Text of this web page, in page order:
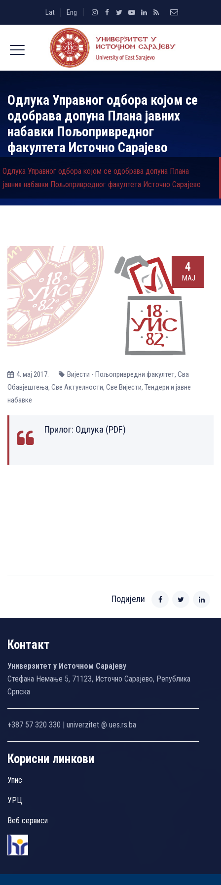
Lat Eng
Одлука Управног одбора којом се
одобрава допуна Плана јавних
набавки Пољопривредног
факултета Источно Сарајево
Одлука Управног одбора којом се одобрава допуна Плана
јавних набавки Пољопривредног факултета Источно Сарајево
4
МАЈ
4. мај 2017. Вијести - Пољопривредни факултет, Сва
Обавјештења, Све Aктуелности, Све Вијести, Тендери и јавне
набавке
Прилог: Одлука (PDF)
Подијели
Контакт
Универзитет у Источном Сарајеву
Стефана Немање 5, 71123, Источно Сарајево, Република
Српска
+387 57 320 330 | univerzitet @ ues.rs.ba
Корисни линкови
Упис
УРЦ
Веб сервиси